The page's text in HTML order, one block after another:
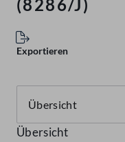
(8286/J)
Exportieren
Übersicht